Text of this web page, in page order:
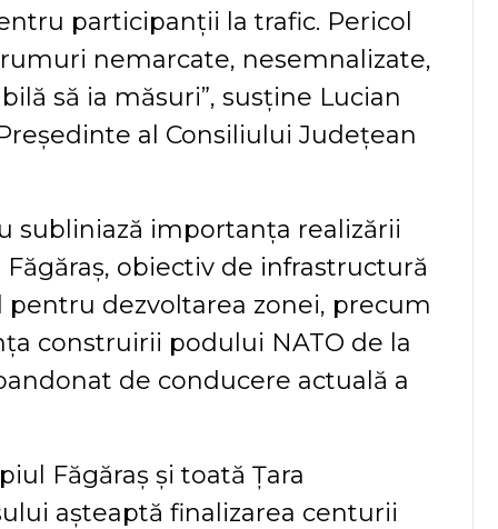
participanții la trafic. Pericol
nemarcate, nesemnalizate,
să ia măsuri”, susține Lucian
al Consiliului Județean
subliniază importanța realizării
obiectiv de infrastructură
pentru dezvoltarea zonei, precum
construirii podului NATO de la
de conducere actuală a
Făgăraș și toată Țara
așteaptă finalizarea centurii